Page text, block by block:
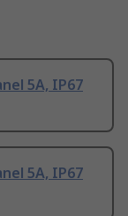
5A, IP67
5A, IP67